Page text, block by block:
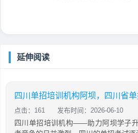
延伸阅读
四川单招培训机构阿坝，四川省单
点击：161 发布时间：2026-06-10
四川单招培训机构——助力阿坝学子